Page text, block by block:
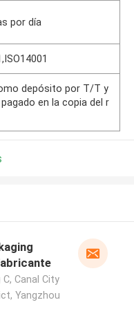
por día
depósito por T/T y
en la copia del r
Canal City
Yangzhou